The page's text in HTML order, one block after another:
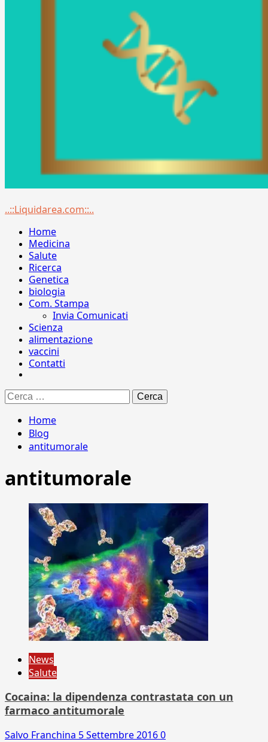
Menu
..::Liquidarea.com::..
Home
Medicina
Salute
Ricerca
Genetica
biologia
Com. Stampa
Invia Comunicati
Scienza
alimentazione
vaccini
Contatti
Ricerca
per:
Home
Blog
antitumorale
antitumorale
News
Salute
Cocaina: la dipendenza contrastata con un
farmaco antitumorale
Salvo Franchina 5 Settembre 20160